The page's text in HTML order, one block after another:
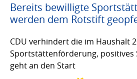
Bereits bewilligte
werden dem Rotstift
CDU verhindert die im Haushalt
Sportstättenförderung, positives
geht an den Start